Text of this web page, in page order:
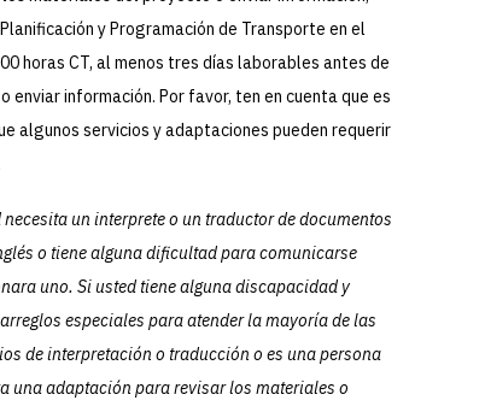
y Programación de Transporte en el
horas CT, al menos tres días laborables antes de
enviar información. Por favor, ten en cuenta que es
algunos servicios y adaptaciones pueden requerir
un interprete o un traductor de documentos
o tiene alguna dificultad para comunicarse
uno. Si usted tiene alguna discapacidad y
especiales para atender la mayoría de las
de interpretación o traducción o es una persona
una adaptación para revisar los materiales o